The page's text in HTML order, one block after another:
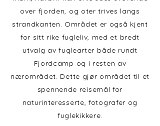
over fjorden, og oter trives langs
strandkanten. Området er også kjent
for sitt rike fugleliv, med et bredt
utvalg av fuglearter både rundt
Fjordcamp og i resten av
nærområdet. Dette gjør området til et
spennende reisemål for
naturinteresserte, fotografer og
fuglekikkere.